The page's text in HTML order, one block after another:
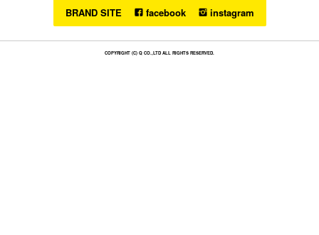
BRAND SITE facebook instagram
COPYRIGHT (C) Q CO.,LTD ALL RIGHTS RESERVED.